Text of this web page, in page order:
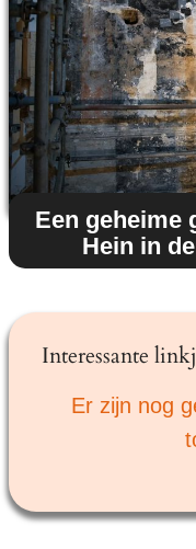
Een geheime
Hein in
Interessante
Er zijn nog